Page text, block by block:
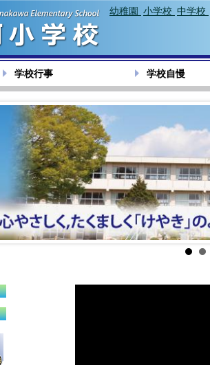
幼稚園 小学校 中学校
学校行事 学校自慢